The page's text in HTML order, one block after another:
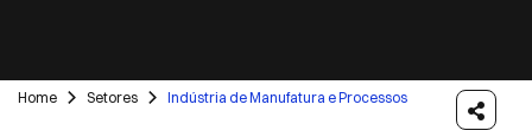
Home Setores Indústria de Manufatura e Processos